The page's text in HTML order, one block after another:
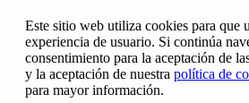
Este sitio web utiliza cookies para que
experiencia de usuario. Si continúa
consentimiento para la aceptación de
y la aceptación de nuestra política de
para mayor información.